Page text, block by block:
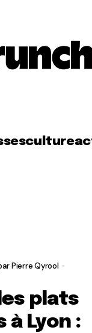
culture
Pierre Qyrool
plats
Lyon :